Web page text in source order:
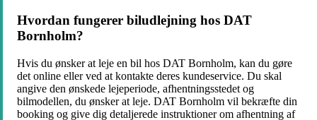
Hvordan fungerer biludlejning hos DAT
Bornholm?
Hvis du ønsker at leje en bil hos DAT Bornholm, kan du gøre
det online eller ved at kontakte deres kundeservice. Du skal
angive den ønskede lejeperiode, afhentningsstedet og
bilmodellen, du ønsker at leje. DAT Bornholm vil bekræfte din
booking og give dig detaljerede instruktioner om afhentning af